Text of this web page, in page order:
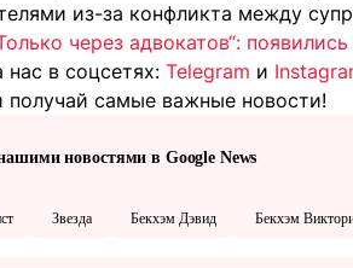
из-за конфликта между
через адвокатов“:
в соцсетях: Telegram и
получай самые важные новости!
новостями в Google News
Звезда Бекхэм Дэвид Бекхэм